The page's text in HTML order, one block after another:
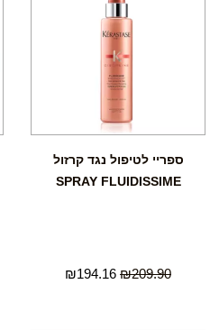
ספריי לטיפול נגד קרזול
SPRAY FLUIDISSIME
₪209.90
₪194.16